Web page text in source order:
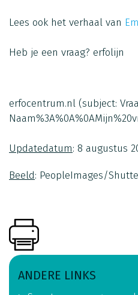
Lees ook het verhaal van
Heb je een vraag? erfolijn
erfocentrum.nl (subject:
Updatedatum: 8 augustus
Beeld: PeopleImages/
ANDERE LINKS